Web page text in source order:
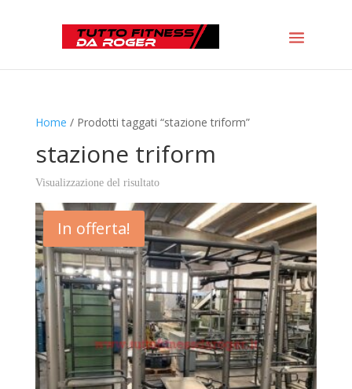
Home / Prodotti taggati “stazione triform”
stazione triform
Visualizzazione del risultato
In offerta!